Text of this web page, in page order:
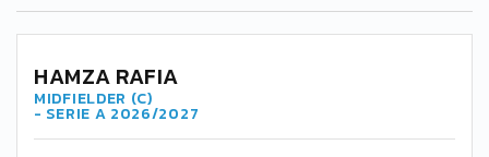
HAMZA RAFIA
MIDFIELDER (C)
- SERIE A 2026/2027